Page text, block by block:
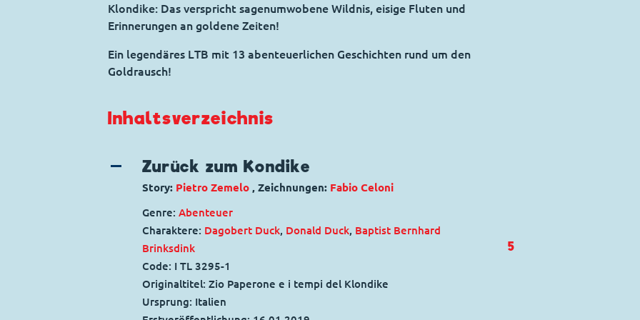
Klondike: Das verspricht sagenumwobene Wildnis, eisige Fluten und
Erinnerungen an goldene Zeiten!
Ein legendäres LTB mit 13 abenteuerlichen Geschichten rund um den
Goldrausch!
Inhaltsverzeichnis
Zurück zum Kondike
Story: Pietro Zemelo, Zeichnungen: Fabio Celoni
Genre: Abenteuer
Charaktere: Dagobert Duck, Donald Duck, Baptist Bernhard
Brinksdink
Code: I TL 3295-1
Originaltitel: Zio Paperone e i tempi del Klondike
Ursprung: Italien
5